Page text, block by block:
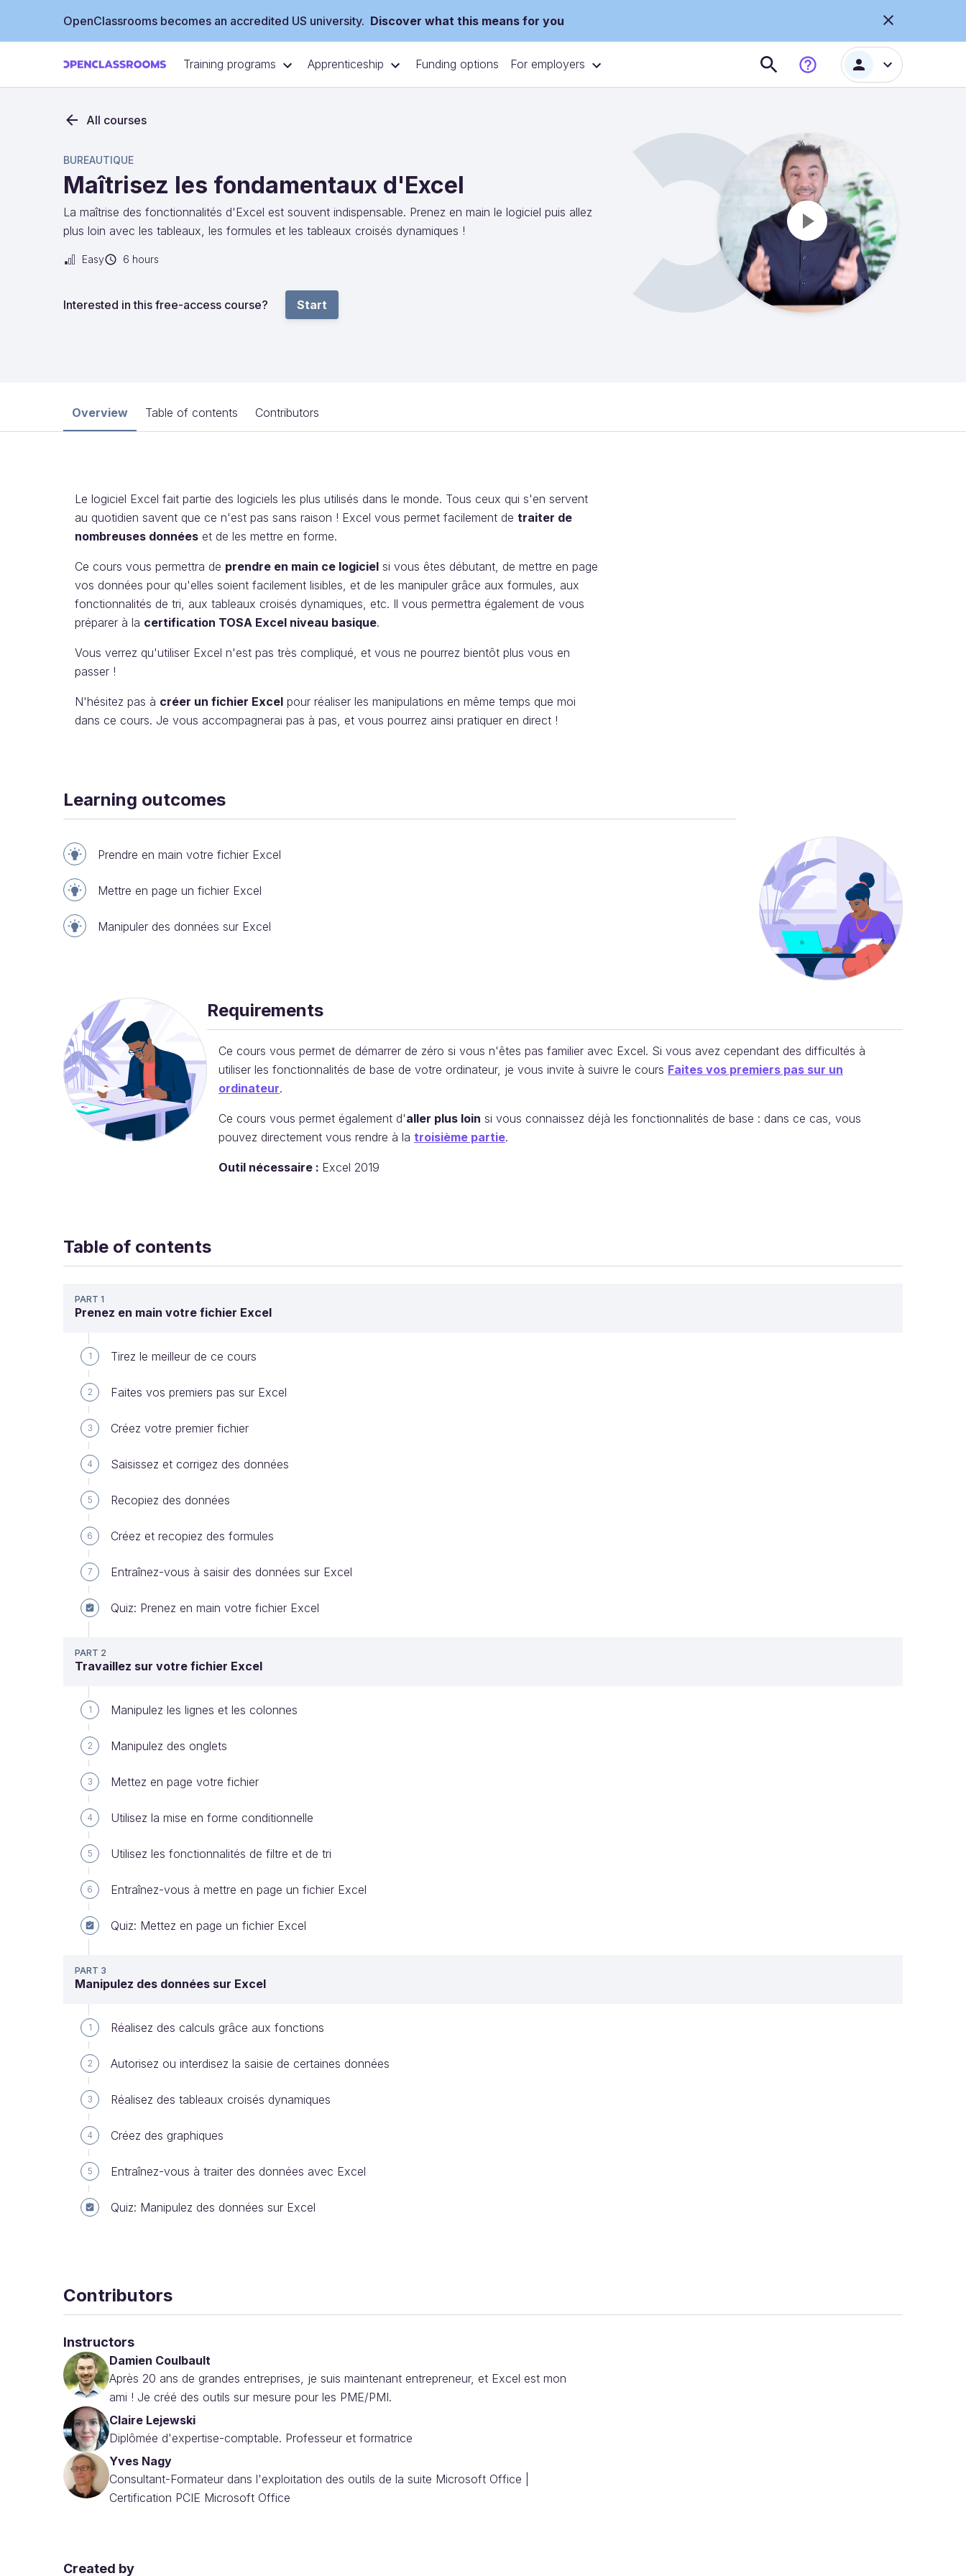
OpenClassrooms becomes an accredited US university. Discover what this means for you
Training programs Apprenticeship Funding options For employers
All courses
BUREAUTIQUE
Maîtrisez les fondamentaux d'Excel
La maîtrise des fonctionnalités d'Excel est souvent indispensable. Prenez en main le logiciel puis allez
plus loin avec les tableaux, les formules et les tableaux croisés dynamiques !
Easy 6 hours
Interested in this free-access course? Start
Overview Table of contents Contributors
Le logiciel Excel fait partie des logiciels les plus utilisés dans le monde. Tous ceux qui s'en servent
au quotidien savent que ce n'est pas sans raison ! Excel vous permet facilement de traiter de
nombreuses données et de les mettre en forme.
Ce cours vous permettra de prendre en main ce logiciel si vous êtes débutant, de mettre en page
vos données pour qu'elles soient facilement lisibles, et de les manipuler grâce aux formules, aux
fonctionnalités de tri, aux tableaux croisés dynamiques, etc. Il vous permettra également de vous
préparer à la certification TOSA Excel niveau basique.
Vous verrez qu'utiliser Excel n'est pas très compliqué, et vous ne pourrez bientôt plus vous en
passer !
N'hésitez pas à créer un fichier Excel pour réaliser les manipulations en même temps que moi
dans ce cours. Je vous accompagnerai pas à pas, et vous pourrez ainsi pratiquer en direct !
Learning outcomes
Prendre en main votre fichier Excel
Mettre en page un fichier Excel
Manipuler des données sur Excel
Requirements
Ce cours vous permet de démarrer de zéro si vous n'êtes pas familier avec Excel. Si vous avez cependant des difficultés à
utiliser les fonctionnalités de base de votre ordinateur, je vous invite à suivre le cours Faites vos premiers pas sur un
ordinateur.
Ce cours vous permet également d'aller plus loin si vous connaissez déjà les fonctionnalités de base : dans ce cas, vous
pouvez directement vous rendre à la troisième partie.
Outil nécessaire : Excel 2019
Table of contents
PART 1
Prenez en main votre fichier Excel
1 Tirez le meilleur de ce cours
2 Faites vos premiers pas sur Excel
3 Créez votre premier fichier
4 Saisissez et corrigez des données
5 Recopiez des données
6 Créez et recopiez des formules
7 Entraînez-vous à saisir des données sur Excel
Quiz: Prenez en main votre fichier Excel
PART 2
Travaillez sur votre fichier Excel
1 Manipulez les lignes et les colonnes
2 Manipulez des onglets
3 Mettez en page votre fichier
4 Utilisez la mise en forme conditionnelle
5 Utilisez les fonctionnalités de filtre et de tri
6 Entraînez-vous à mettre en page un fichier Excel
Quiz: Mettez en page un fichier Excel
PART 3
Manipulez des données sur Excel
1 Réalisez des calculs grâce aux fonctions
2 Autorisez ou interdisez la saisie de certaines données
3 Réalisez des tableaux croisés dynamiques
4 Créez des graphiques
5 Entraînez-vous à traiter des données avec Excel
Quiz: Manipulez des données sur Excel
Contributors
Instructors
Damien Coulbault
Après 20 ans de grandes entreprises, je suis maintenant entrepreneur, et Excel est mon
ami ! Je créé des outils sur mesure pour les PME/PMI.
Claire Lejewski
Diplômée d'expertise-comptable. Professeur et formatrice
Yves Nagy
Consultant-Formateur dans l'exploitation des outils de la suite Microsoft Office |
Certification PCIE Microsoft Office
Created by